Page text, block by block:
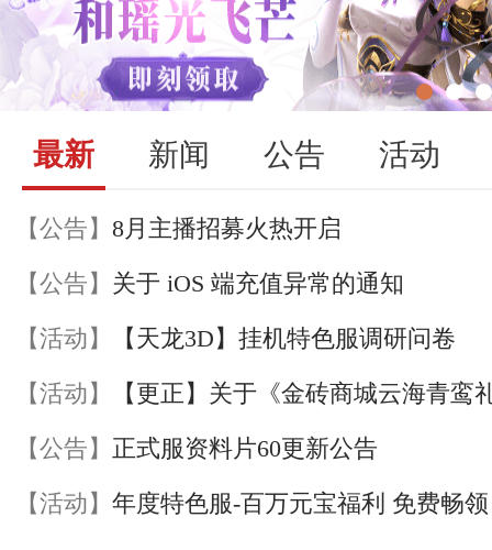
最新 新闻 公告 活动
【公告】 8月主播招募火热开启
【公告】 关于 iOS 端充值异常的通知
【活动】
【天龙3D】挂机特色服调研问卷
【活动】
【公告】 正式服资料片60更新公告
【活动】 年度特色服-百万元宝福利 免费畅领